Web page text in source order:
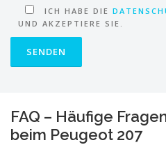
ICH HABE DIE
UND AKZEPTIERE SIE.
FAQ – Häufige
beim Peugeot 207